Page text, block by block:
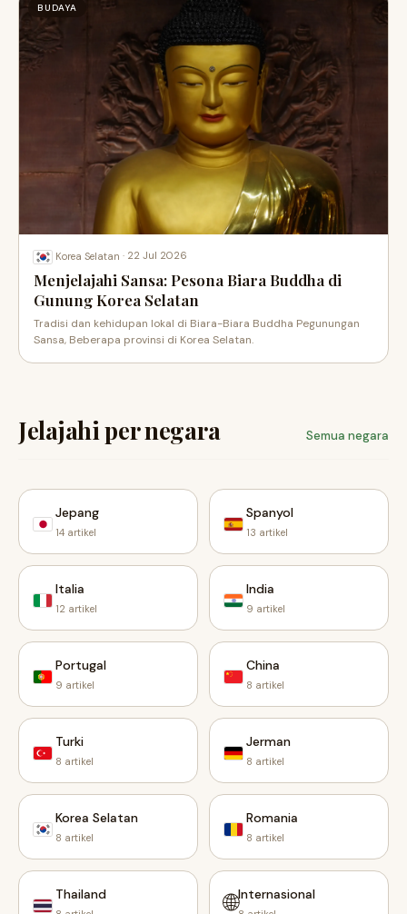
BUDAYA
Korea Selatan · 22 Jul 2026
Menjelajahi Sansa: Pesona Biara Buddha di
Gunung Korea Selatan
Tradisi dan kehidupan lokal di Biara-Biara Buddha Pegunungan
Sansa, Beberapa provinsi di Korea Selatan.
Jelajahi per negara Semua negara
Jepang
14 artikel
Spanyol
13 artikel
Italia
12 artikel
India
9 artikel
Portugal
9 artikel
China
8 artikel
Turki
8 artikel
Jerman
8 artikel
Korea Selatan
8 artikel
Romania
8 artikel
Thailand 🌐Internasional